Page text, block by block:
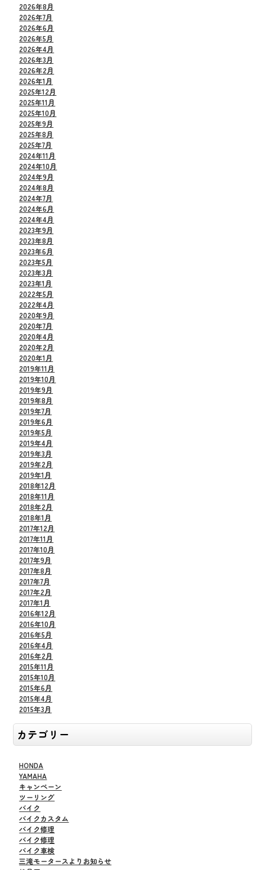
2026年8月
2026年7月
2026年6月
2026年5月
2026年4月
2026年3月
2026年2月
2026年1月
2025年12月
2025年11月
2025年10月
2025年9月
2025年8月
2025年7月
2024年11月
2024年10月
2024年9月
2024年8月
2024年7月
2024年6月
2024年4月
2023年9月
2023年8月
2023年6月
2023年5月
2023年3月
2023年1月
2022年5月
2022年4月
2020年9月
2020年7月
2020年4月
2020年2月
2020年1月
2019年11月
2019年10月
2019年9月
2019年8月
2019年7月
2019年6月
2019年5月
2019年4月
2019年3月
2019年2月
2019年1月
2018年12月
2018年11月
2018年2月
2018年1月
2017年12月
2017年11月
2017年10月
2017年9月
2017年8月
2017年7月
2017年2月
2017年1月
2016年12月
2016年10月
2016年5月
2016年4月
2016年2月
2015年11月
2015年10月
2015年6月
2015年4月
2015年3月
カテゴリー
HONDA
YAMAHA
キャンペーン
ツーリング
バイク
バイクカスタム
バイク修理
バイク修理
バイク車検
三滝モータースよりお知らせ